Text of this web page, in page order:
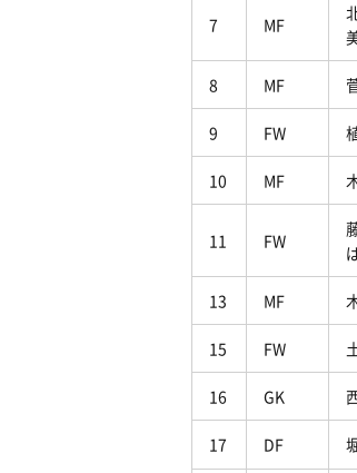
7 MF
8 MF
9 FW
10 MF
11 FW
13 MF
15 FW
16 GK
17 DF